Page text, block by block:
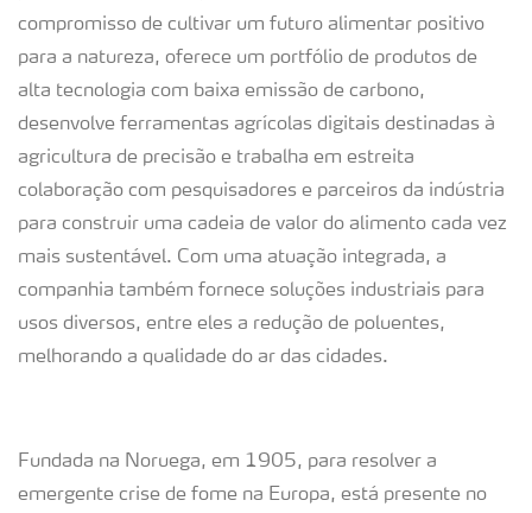
compromisso de cultivar um futuro alimentar positivo
para a natureza, oferece um portfólio de produtos de
alta tecnologia com baixa emissão de carbono,
desenvolve ferramentas agrícolas digitais destinadas à
agricultura de precisão e trabalha em estreita
colaboração com pesquisadores e parceiros da indústria
para construir uma cadeia de valor do alimento cada vez
mais sustentável. Com uma atuação integrada, a
companhia também fornece soluções industriais para
usos diversos, entre eles a redução de poluentes,
melhorando a qualidade do ar das cidades.
Fundada na Noruega, em 1905, para resolver a
emergente crise de fome na Europa, está presente no